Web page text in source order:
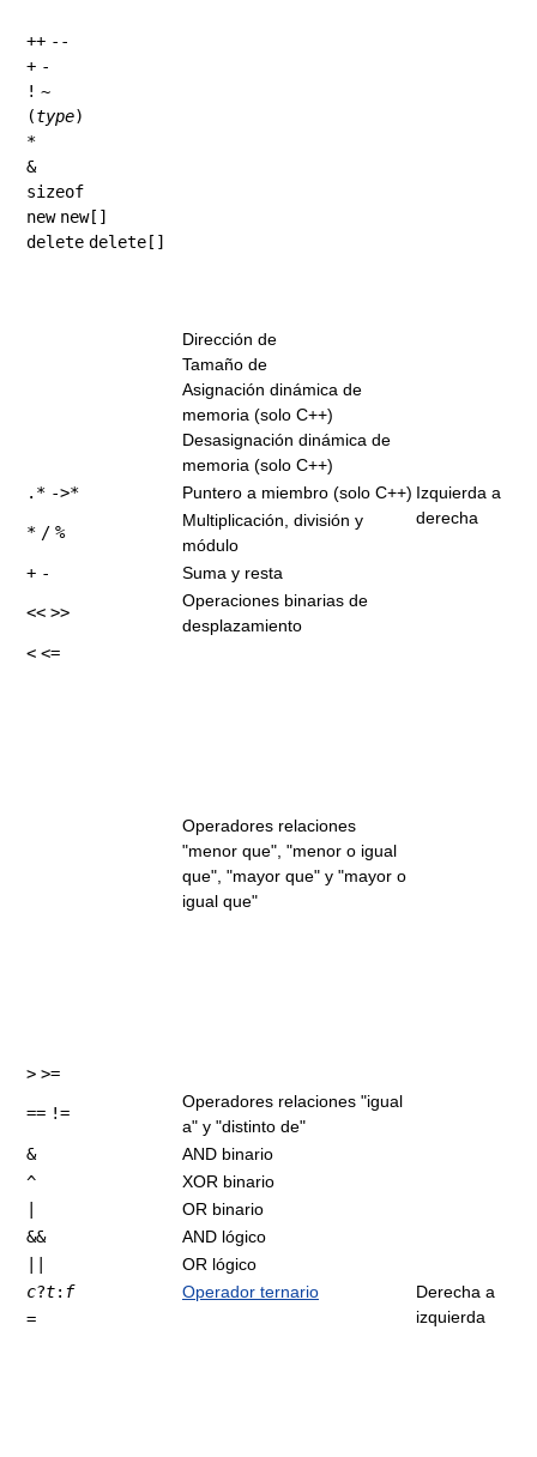
++ --
+ -
! ~
(type)
*
&
sizeof
new new[]
delete delete[]
Dirección de
Tamaño de
Asignación dinámica de
memoria (solo C++)
Desasignación dinámica de
memoria (solo C++)
.* ->* Puntero a miembro (solo C++) Izquierda a
derecha
* / %
Multiplicación, división y
módulo
+ - Suma y resta
<< >>
Operaciones binarias de
desplazamiento
< <=
> >=
Operadores relaciones
"menor que", "menor o igual
que", "mayor que" y "mayor o
igual que"
== !=
Operadores relaciones "igual
a" y "distinto de"
&
AND binario
^
XOR binario
OR binario
&&
AND lógico
OR lógico
c?t: f Operador ternario
Derecha a
izquierda
=